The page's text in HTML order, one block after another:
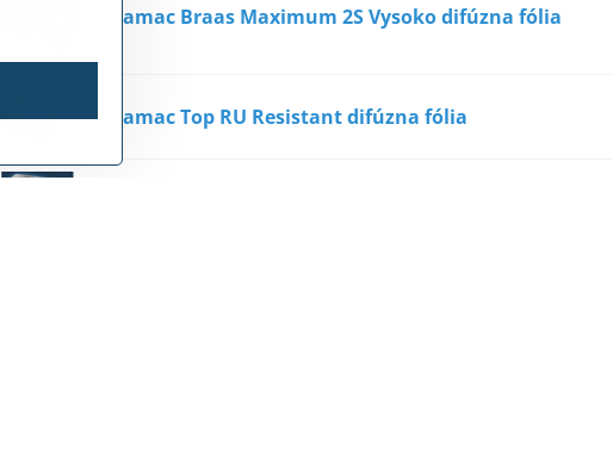
Bramac Braas Maximum 2S Vysoko difúzna fólia
Bramac Top RU Resistant difúzna fólia